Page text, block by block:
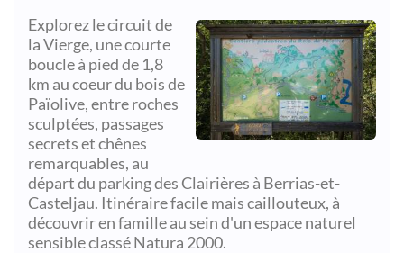
Explorez le circuit de
la Vierge, une courte
boucle à pied de 1,8
km au coeur du bois de
Païolive, entre roches
sculptées, passages
secrets et chênes
remarquables, au
départ du parking des Clairières à Berrias-et-
Casteljau. Itinéraire facile mais caillouteux, à
découvrir en famille au sein d'un espace naturel
sensible classé Natura 2000.